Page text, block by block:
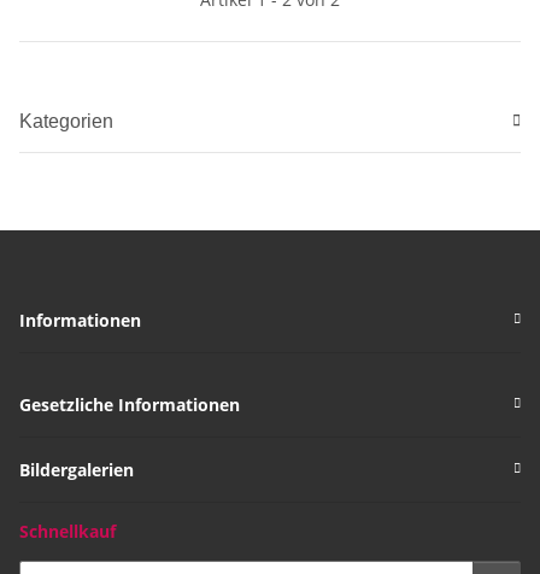
Kategorien
Informationen
Gesetzliche Informationen
Bildergalerien
Schnellkauf